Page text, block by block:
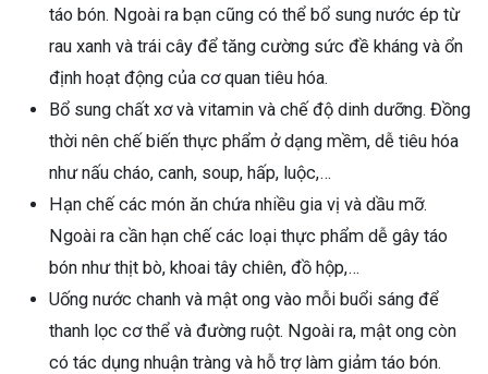
táo bón. Ngoài ra bạn cũng có thể bổ sung nước ép từ
rau xanh và trái cây để tăng cường sức đề kháng và ổn
định hoạt động của cơ quan tiêu hóa.
Bổ sung chất xơ và vitamin và chế độ dinh dưỡng. Đồng
thời nên chế biến thực phẩm ở dạng mềm, dễ tiêu hóa
như nấu cháo, canh, soup, hấp, luộc,…
Hạn chế các món ăn chứa nhiều gia vị và dầu mỡ.
Ngoài ra cần hạn chế các loại thực phẩm dễ gây táo
bón như thịt bò, khoai tây chiên, đồ hộp,…
Uống nước chanh và mật ong vào mỗi buổi sáng để
thanh lọc cơ thể và đường ruột. Ngoài ra, mật ong còn
có tác dụng nhuận tràng và hỗ trợ làm giảm táo bón.